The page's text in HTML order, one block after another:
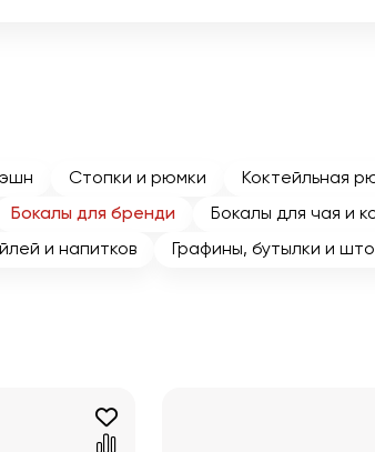
Стопки и рюмки Коктейльная
Бокалы для бренди Бокалы для чая и
и напитков Графины, бутылки и